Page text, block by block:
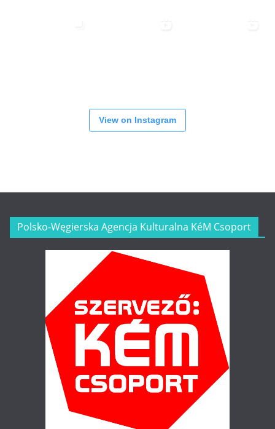
View on Instagram
Polsko-Węgierska Agencja Kulturalna KéM Csoport